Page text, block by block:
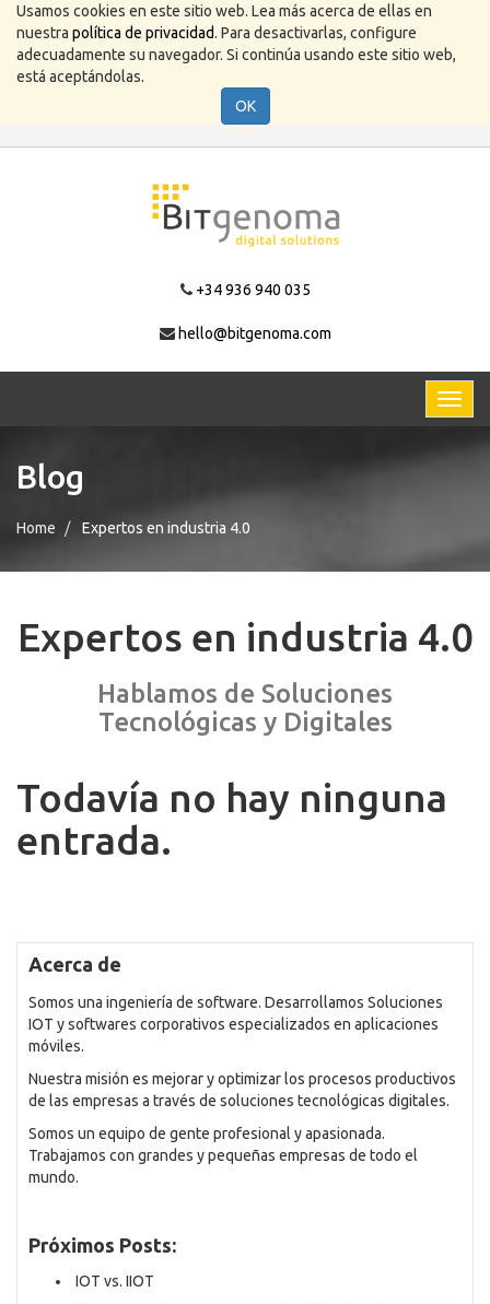
Usamos cookies en este sitio web. Lea más acerca de ellas en
nuestra política de privacidad. Para desactivarlas, configure
adecuadamente su navegador. Si continúa usando este sitio web,
está aceptándolas.
OK
+34 936 940 035
hello@bitgenoma.com
Blog
Home Expertos en industria 4.0
Expertos en industria 4.0
Hablamos de Soluciones
Tecnológicas y Digitales
Todavía no hay ninguna
entrada.
Acerca de
Somos una ingeniería de software. Desarrollamos Soluciones
IOT y softwares corporativos especializados en aplicaciones
móviles.
Nuestra misión es mejorar y optimizar los procesos productivos
de las empresas a través de soluciones tecnológicas digitales.
Somos un equipo de gente profesional y apasionada.
Trabajamos con grandes y pequeñas empresas de todo el
mundo.
Próximos Posts:
IOT vs. IIOT